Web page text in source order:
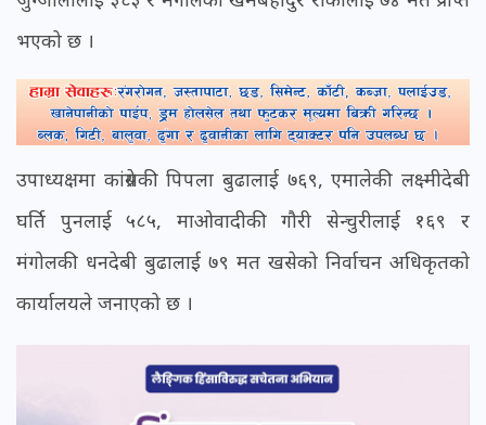
भएको छ ।
उपाध्यक्षमा कांग्रेसकी पिपला बुढालाई ७६९, एमालेकी लक्ष्मीदेबी
घर्ति पुनलाई ५८५, माओवादीकी गौरी सेन्चुरीलाई १६९ र
मंगोलकी धनदेबी बुढालाई ७९ मत खसेको निर्वाचन अधिकृतको
कार्यालयले जनाएको छ ।